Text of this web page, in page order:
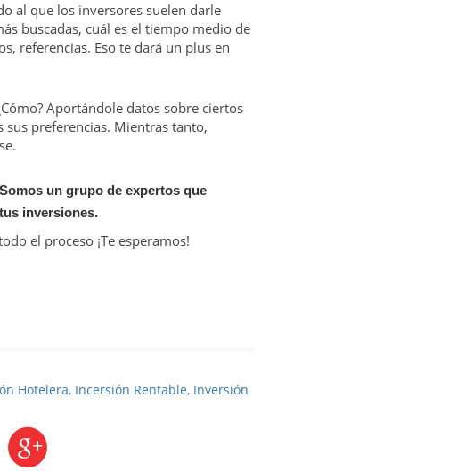
al que los inversores suelen darle
buscadas, cuál es el tiempo medio de
referencias. Eso te dará un plus en
Aportándole datos sobre ciertos
sus preferencias. Mientras tanto,
un grupo de expertos que
inversiones.
el proceso ¡Te esperamos!
Hotelera, Incersión Rentable, Inversión